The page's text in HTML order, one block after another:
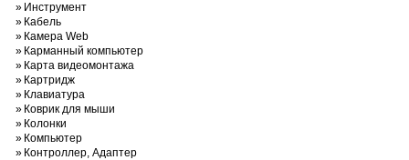
» Инструмент
» Кабель
» Камера Web
» Карманный компьютер
» Карта видеомонтажа
» Картридж
» Клавиатура
» Коврик для мыши
» Колонки
» Компьютер
» Контроллер, Адаптер